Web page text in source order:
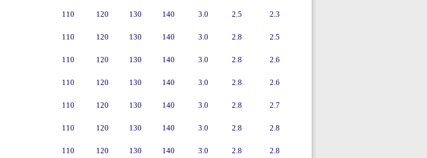
110 120 130 140 3.0 2.5 2.3
110 120 130 140 3.0 2.8 2.5
110 120 130 140 3.0 2.8 2.6
110 120 130 140 3.0 2.8 2.6
110 120 130 140 3.0 2.8 2.7
110 120 130 140 3.0 2.8 2.8
110 120 130 140 3.0 2.8 2.8